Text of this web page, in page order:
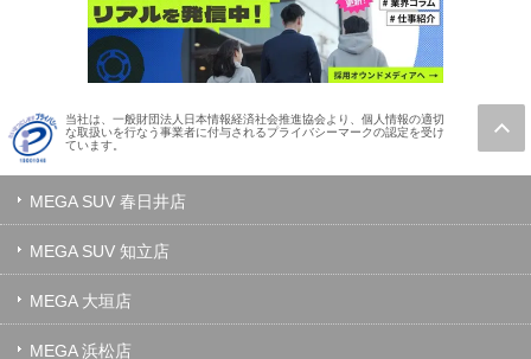
当社は、一般財団法人日本情報経済社会推進協会より、個人情報の適切
な取扱いを行なう事業者に付与されるプライバシーマークの認定を受け
ています。
MEGA SUV 春日井店
MEGA SUV 知立店
MEGA 大垣店
MEGA 浜松店